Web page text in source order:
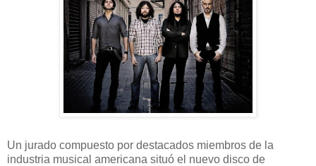
Un jurado compuesto por destacados miembros de la
industria musical americana situó el nuevo disco de